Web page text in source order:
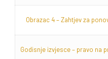
Obrazac 4 – Zahtjev za
Godisnje izvjesce – pravo na